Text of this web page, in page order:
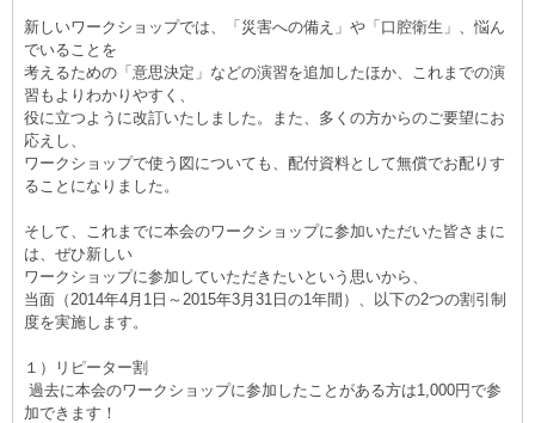
新しいワークショップでは、「災害への備え」や「口腔衛生」、悩ん
でいることを
考えるための「意思決定」などの演習を追加したほか、これまでの演
習もよりわかりやすく、
役に立つように改訂いたしました。また、多くの方からのご要望にお
応えし、
ワークショップで使う図についても、配付資料として無償でお配りす
ることになりました。
そして、これまでに本会のワークショップに参加いただいた皆さまに
は、ぜひ新しい
ワークショップに参加していただきたいという思いから、
当面（2014年4月1日～2015年3月31日の1年間）、以下の2つの割引制
度を実施します。
１）リピーター割
過去に本会のワークショップに参加したことがある方は1,000円で参
加できます！